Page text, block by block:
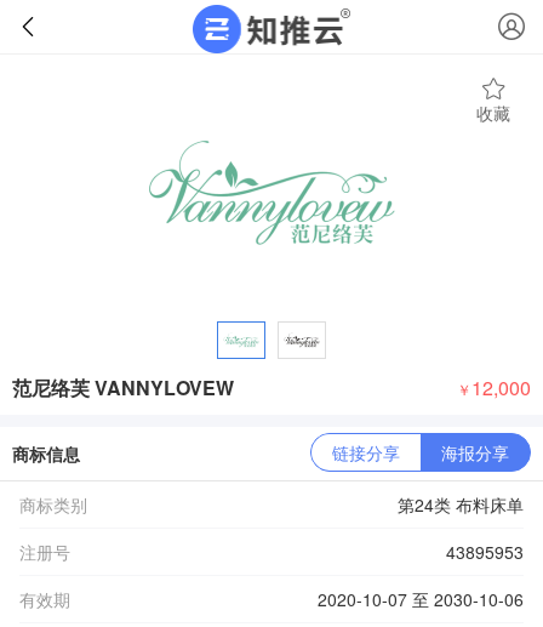
收藏
范尼络芙 VANNYLOVEW ￥ 12,000
商标信息 链接分享 海报分享
商标类别
第24类 布料床单
注册号
43895953
有效期
2020-10-07 至 2030-10-06